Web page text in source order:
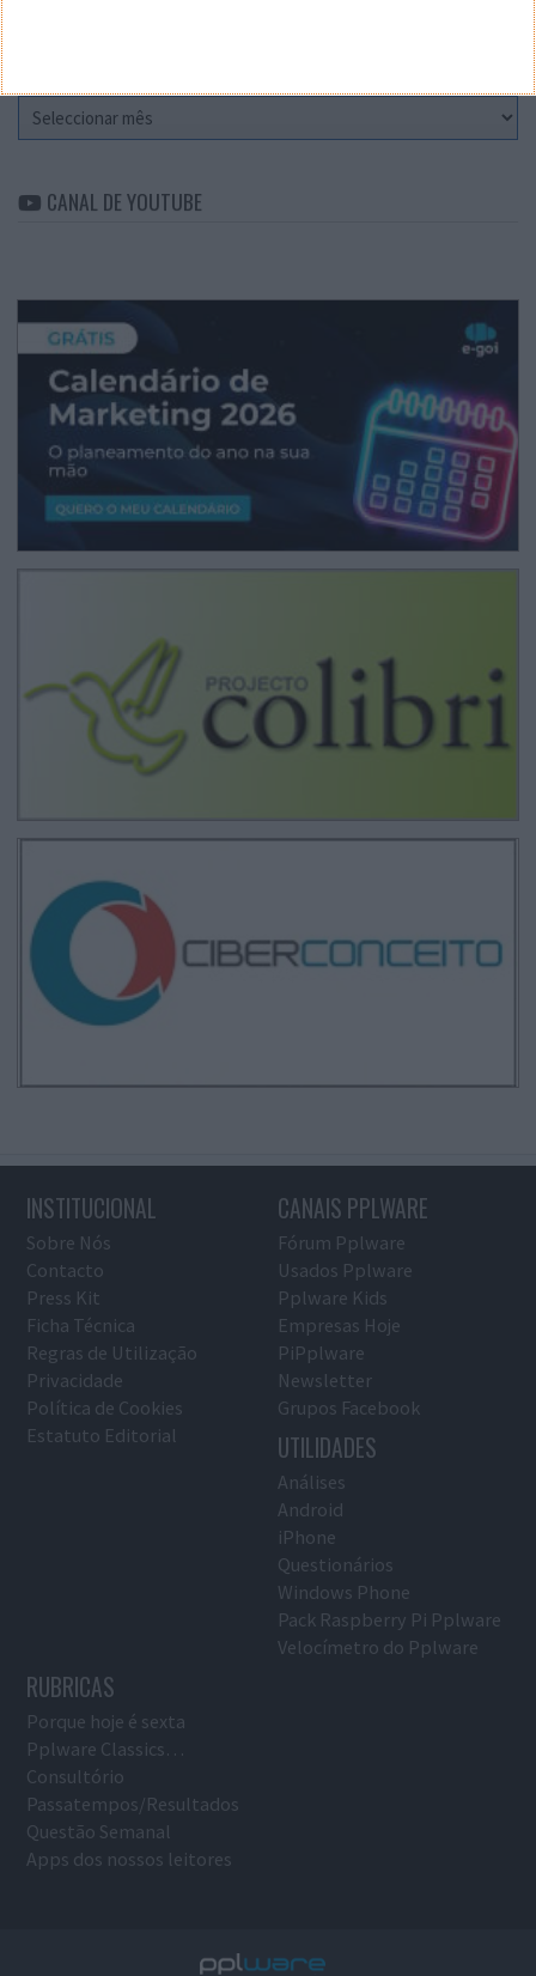
Arquivo
CANAL DE YOUTUBE
INSTITUCIONAL
Sobre Nós
Contacto
Press Kit
Ficha Técnica
Regras de Utilização
Privacidade
Política de Cookies
Estatuto Editorial
CANAIS PPLWARE
Fórum Pplware
Usados Pplware
Pplware Kids
Empresas Hoje
PiPplware
Newsletter
Grupos Facebook
UTILIDADES
Análises
Android
iPhone
Questionários
Windows Phone
Pack Raspberry Pi Pplware
Velocímetro do Pplware
RUBRICAS
Porque hoje é sexta
Pplware Classics…
Consultório
Passatempos/Resultados
Questão Semanal
Apps dos nossos leitores